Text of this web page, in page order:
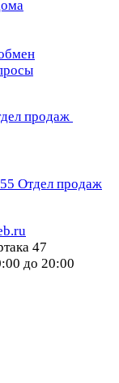
продаж
Отдел продаж
47
до 20:00